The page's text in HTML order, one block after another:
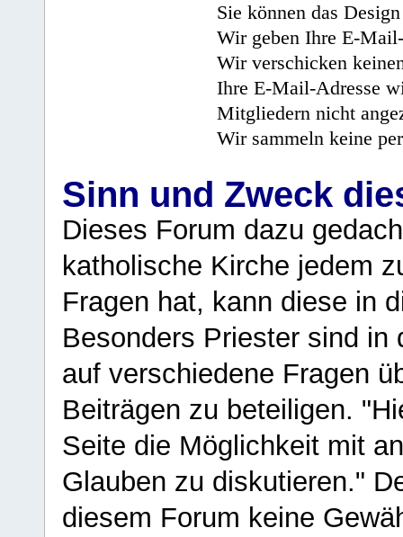
Sie können das
Wir geben Ihre E-
Wir verschicken
Ihre E-Mail-Adresse
Mitgliedern nicht
Wir sammeln keine
Sinn und Zweck
Dieses Forum dazu
katholische Kirche jedem
Fragen hat, kann diese in
Besonders Priester sind in
auf verschiedene Fragen
Beiträgen zu beteiligen.
Seite die Möglichkeit mit
Glauben zu diskutieren."
diesem Forum keine